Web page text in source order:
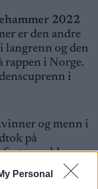
Personal
2022
er den andre
langrenn og den
rappen i Norge.
i
og menn i
på
en rekke
sesongen.